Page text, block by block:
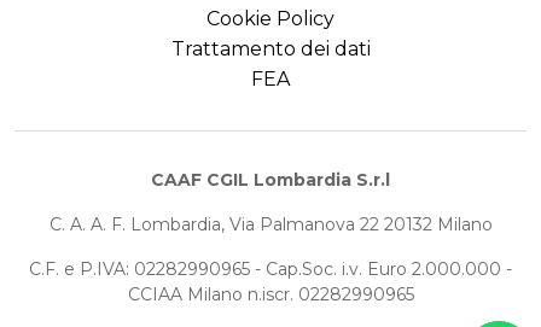
Cookie Policy
Trattamento dei dati
FEA
CAAF CGIL Lombardia S.r.l
C. A. A. F. Lombardia, Via Palmanova 22 20132 Milano
C.F. e P.IVA: 02282990965 - Cap.Soc. i.v. Euro 2.000.000 -
CCIAA Milano n.iscr. 02282990965